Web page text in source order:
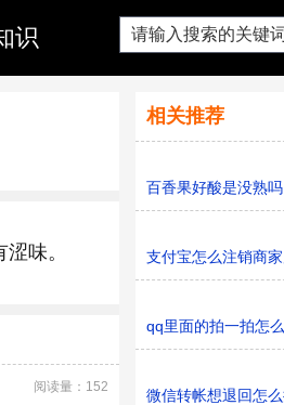
识
味。
阅读量：152
相关推荐
百香果好酸是没熟吗
支付宝怎么注销商
qq里面的拍一拍怎
微信转帐想退回怎